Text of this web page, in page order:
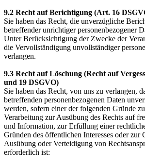
9.2 Recht auf Berichtigung (Art. 16
Sie haben das Recht, die unverzügliche
betreffender unrichtiger personenbezogener
Unter Berücksichtigung der Zwecke der
die Vervollständigung unvollständiger
verlangen.
9.3 Recht auf Löschung (Recht auf
und 19 DSGVO)
Sie haben das Recht, von uns zu verlangen,
betreffenden personenbezogenen Daten
werden, sofern einer der folgenden Gründe
Verarbeitung zur Ausübung des Rechts auf
und Information, zur Erfüllung einer
Gründen des öffentlichen Interesses oder zur
Ausübung oder Verteidigung von
erforderlich ist: